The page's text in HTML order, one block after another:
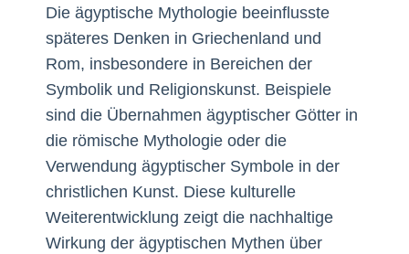
Die ägyptische Mythologie beeinflusste
späteres Denken in Griechenland und
Rom, insbesondere in Bereichen der
Symbolik und Religionskunst. Beispiele
sind die Übernahmen ägyptischer Götter in
die römische Mythologie oder die
Verwendung ägyptischer Symbole in der
christlichen Kunst. Diese kulturelle
Weiterentwicklung zeigt die nachhaltige
Wirkung der ägyptischen Mythen über